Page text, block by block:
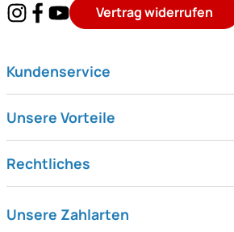
Vertrag widerrufen
Kundenservice
Unsere Vorteile
Rechtliches
Unsere Zahlarten